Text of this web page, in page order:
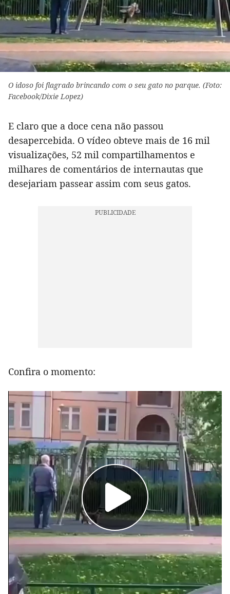
O idoso foi flagrado brincando com o seu gato no parque. (Foto:
Facebook/Dixie Lopez)
E claro que a doce cena não passou
desapercebida. O vídeo obteve mais de 16 mil
visualizações, 52 mil compartilhamentos e
milhares de comentários de internautas que
desejariam passear assim com seus gatos.
Confira o momento: